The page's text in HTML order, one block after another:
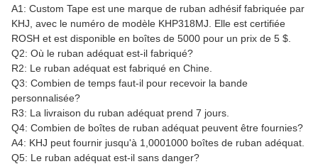
A1: Custom Tape est une marque de ruban adhésif fabriquée par
KHJ, avec le numéro de modèle KHP318MJ. Elle est certifiée
ROSH et est disponible en boîtes de 5000 pour un prix de 5 $.
Q2: Où le ruban adéquat est-il fabriqué?
R2: Le ruban adéquat est fabriqué en Chine.
Q3: Combien de temps faut-il pour recevoir la bande
personnalisée?
R3: La livraison du ruban adéquat prend 7 jours.
Q4: Combien de boîtes de ruban adéquat peuvent être fournies?
A4: KHJ peut fournir jusqu'à 1,0001000 boîtes de ruban adéquat.
Q5: Le ruban adéquat est-il sans danger?